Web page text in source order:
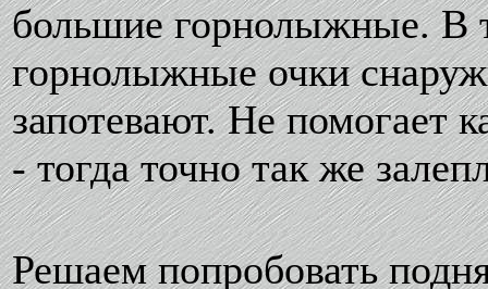
большие горнолыжные. В
горнолыжные очки
запотевают. Не помогает
- тогда точно так же
Решаем попробовать